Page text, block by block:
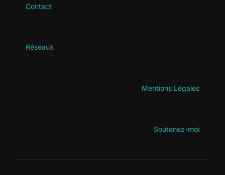
Contact
Réseaux
Mentions Légales
Soutenez-moi